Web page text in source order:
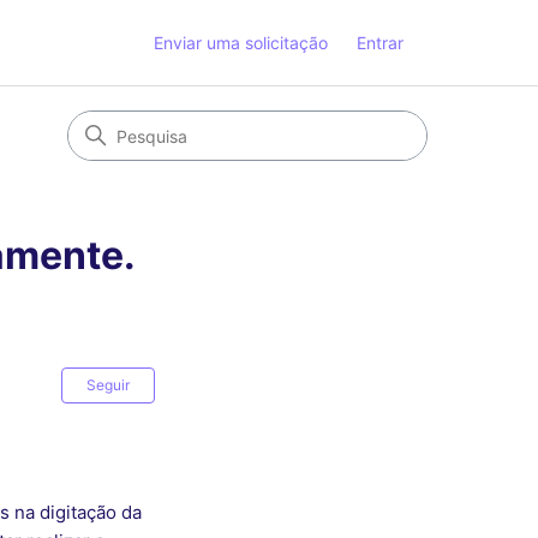
Enviar uma solicitação Entrar
Seguir
na digitação da